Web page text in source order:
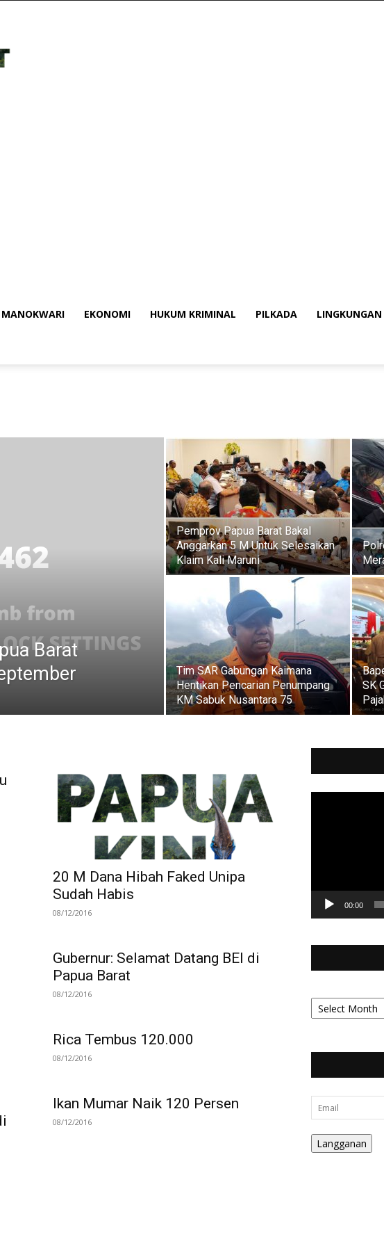
MANOKWARI EKONOMI HUKUM KRIMINAL PILKADA LINGKUNGAN
Barat
Pemprov Papua Barat Bakal
Anggarkan 5 M Untuk Selesaikan
Klaim Kali Maruni
Tim SAR Gabungan Kaimana
Hentikan Pencarian Penumpang
KM Sabuk Nusantara 75
SK
20 M Dana Hibah Faked Unipa
Sudah Habis
08/12/2016
Gubernur: Selamat Datang BEI di
Papua Barat
08/12/2016
Rica Tembus 120.000
08/12/2016
Ikan Mumar Naik 120 Persen
08/12/2016
00:00
Arsip
Berita
Email
Langganan